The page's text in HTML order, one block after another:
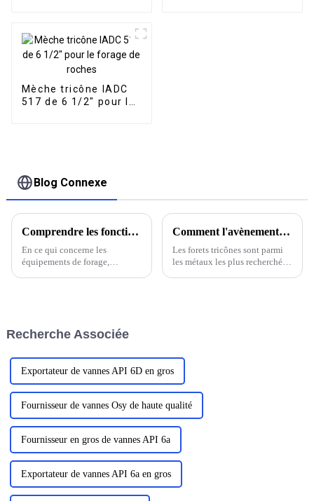
Mèche tricône IADC
517 de 6 1/2" pour le
Blog Connexe
Comprendre les fonctions des systèmes de forage à pression contrôlée dans les équipements de forage
En ce qui concerne les
équipements de forage,
sûre des opérations de forage.
Comment l'avènement des trépans Tri-Cone a révolutionné l'industrie minière
Les forets tricônes sont parmi
les métaux les plus recherchés
Recherche Associée
Exportateur de vannes API 6D en gros
Fournisseur de vannes Osy de haute qualité
Fournisseur en gros de vannes API 6a
Exportateur de vannes API 6a en gros